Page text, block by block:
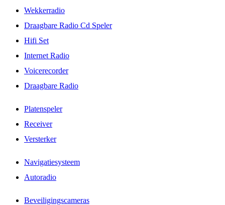
Wekkerradio
Draagbare Radio Cd Speler
Hifi Set
Internet Radio
Voicerecorder
Draagbare Radio
Platenspeler
Receiver
Versterker
Navigatiesysteem
Autoradio
Beveiligingscameras